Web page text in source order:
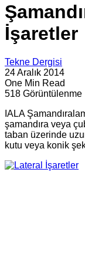
İşaretler
Tekne Dergisi
24 Aralık 2014
One Min Read
518 Görüntülenme
IALA
şamandıra veya
taban üzerinde
kutu veya konik